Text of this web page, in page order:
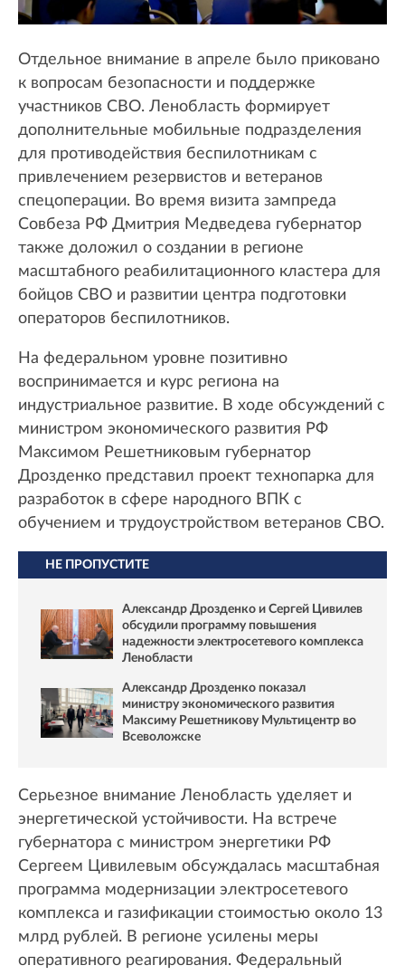
Отдельное внимание в апреле было приковано
к вопросам безопасности и поддержке
участников СВО. Ленобласть формирует
дополнительные мобильные подразделения
для противодействия беспилотникам с
привлечением резервистов и ветеранов
спецоперации. Во время визита зампреда
Совбеза РФ Дмитрия Медведева губернатор
также доложил о создании в регионе
масштабного реабилитационного кластера для
бойцов СВО и развитии центра подготовки
операторов беспилотников.
На федеральном уровне позитивно
воспринимается и курс региона на
индустриальное развитие. В ходе обсуждений с
министром экономического развития РФ
Максимом Решетниковым губернатор
Дрозденко представил проект технопарка для
разработок в сфере народного ВПК с
обучением и трудоустройством ветеранов СВО.
НЕ ПРОПУСТИТЕ
Александр Дрозденко и Сергей Цивилев
обсудили программу повышения
надежности электросетевого комплекса
Ленобласти
Александр Дрозденко показал
министру экономического развития
Максиму Решетникову Мультицентр во
Всеволожске
Серьезное внимание Ленобласть уделяет и
энергетической устойчивости. На встрече
губернатора с министром энергетики РФ
Сергеем Цивилевым обсуждалась масштабная
программа модернизации электросетевого
комплекса и газификации стоимостью около 13
млрд рублей. В регионе усилены меры
оперативного реагирования. Федеральный